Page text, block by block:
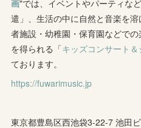
(1
(9
(1)
(6)
(5)
(8
(8)
(3)
(7)
(
(8)
(6)
(4)
( 4)
5)
(7)
(9)
画"では、イベントやパーティな
遣」、生活の中に自然と音楽を
者施設・幼稚園・保育園などで
を得られる「キッズコンサート
ております。
https://fuwarimusic.jp
東京都豊島区西池袋3-22-7 池田